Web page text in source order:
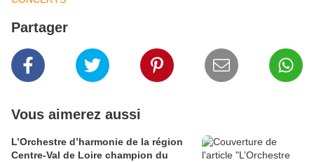
Partager
Vous aimerez aussi
L’Orchestre d’harmonie de la région
Centre-Val de Loire champion du